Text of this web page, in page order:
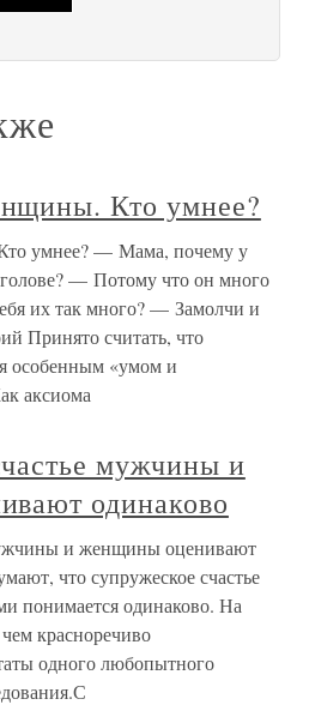
Кто умнее?
умнее? — Мама, почему у
— Потому что он много
их так много? — Замолчи и
Принято считать, что
особенным «умом и
аксиома
мужчины и
одинаково
и женщины оценивают
что супружеское счастье
понимается одинаково. На
красноречиво
одного любопытного